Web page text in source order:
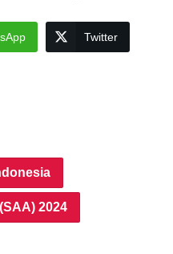
Twitter
2024